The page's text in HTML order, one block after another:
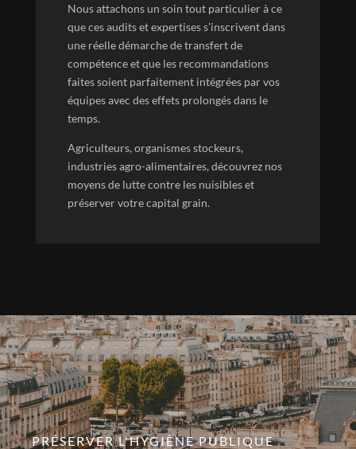
Nous attachons un soin tout particulier à ce
que ces audits et expertises s’inscrivent dans
une réelle démarche de transfert de
compétence et que les recommandations
faites soient parfaitement intégrées par vos
équipes avec des effets prolongés dans le
temps.
Agriculteurs, organismes stockeurs,
industries agro-alimentaires, découvrez nos
moyens de lutte contre les nuisibles et
préserver votre capital grain.
PRÉSERVER L'HYGIÈNE PUBLIQUE